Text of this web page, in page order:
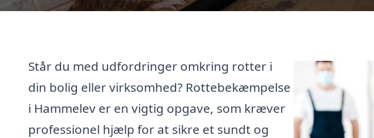
Står du med udfordringer omkring rotter i
din bolig eller virksomhed? Rottebekæmpelse
i Hammelev er en vigtig opgave, som kræver
professionel hjælp for at sikre et sundt og